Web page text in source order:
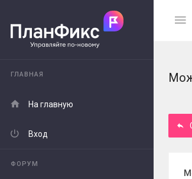
ГЛАВНАЯ
На главную
Вход
ФОРУМ